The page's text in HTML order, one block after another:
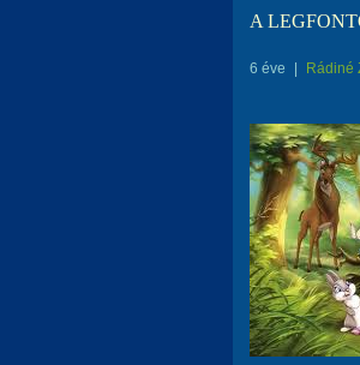
A
6 éve Rádiné